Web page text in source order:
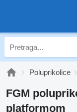
Poluprikolice
FGM
platformom